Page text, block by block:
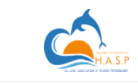
περιεχόμενο